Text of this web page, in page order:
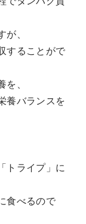
が、
することがで
を、
養バランスを
トライプ」に
食べるので